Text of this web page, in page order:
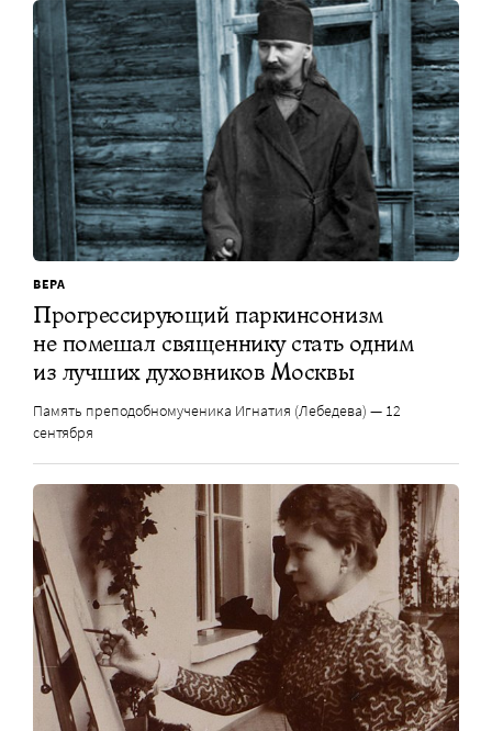
ВЕРА
Прогрессирующий паркинсонизм
не помешал священнику стать одним
из лучших духовников Москвы
Память преподобномученика Игнатия (Лебедева) — 12
сентября